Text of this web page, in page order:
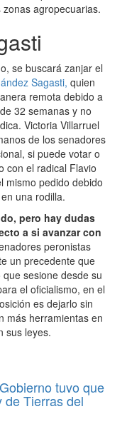
agropecuarias.
se buscará zanjar el
Sagasti, quien
remota debido a
32 semanas y no
Victoria Villarruel
de los senadores
si puede votar o
con el radical Flavio
mismo pedido debido
una rodilla.
pero hay dudas
a si avanzar con
peronistas
un precedente que
sesione desde su
el oficialismo, en el
es dejarlo sin
más herramientas en
sus leyes.
tuvo que
de Tierras del